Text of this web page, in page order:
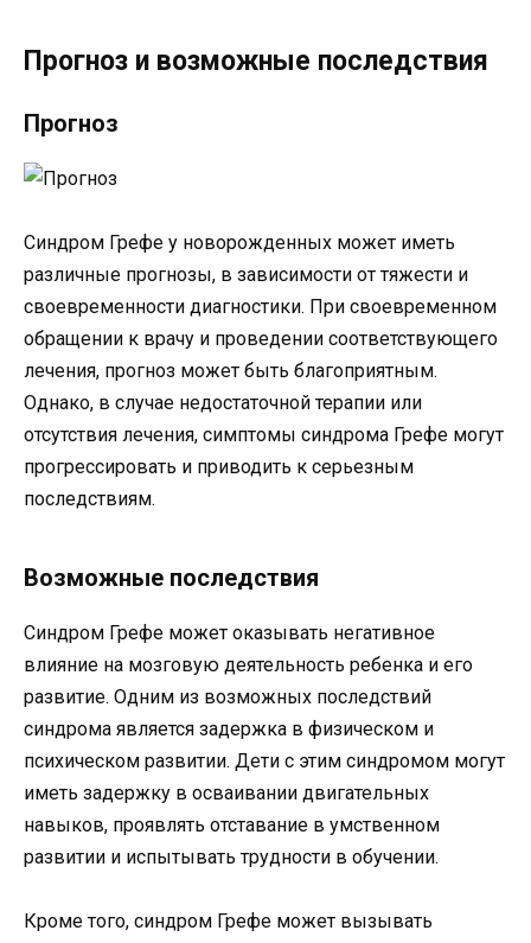
Прогноз и возможные последствия
Прогноз
Синдром Грефе у новорожденных может иметь
различные прогнозы, в зависимости от тяжести и
своевременности диагностики. При своевременном
обращении к врачу и проведении соответствующего
лечения, прогноз может быть благоприятным.
Однако, в случае недостаточной терапии или
отсутствия лечения, симптомы синдрома Грефе могут
прогрессировать и приводить к серьезным
последствиям.
Возможные последствия
Синдром Грефе может оказывать негативное
влияние на мозговую деятельность ребенка и его
развитие. Одним из возможных последствий
синдрома является задержка в физическом и
психическом развитии. Дети с этим синдромом могут
иметь задержку в осваивании двигательных
навыков, проявлять отставание в умственном
развитии и испытывать трудности в обучении.
Кроме того, синдром Грефе может вызывать